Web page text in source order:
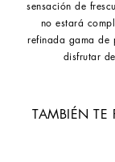
sensación de
no estará
refinada gama de
disfrutar
TAMBIÉN TE